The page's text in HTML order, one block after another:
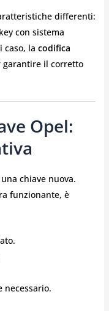
differenti:
con sistema
caso, la codifica
garantire il corretto
Opel:
chiave nuova.
funzionante, è
necessario.